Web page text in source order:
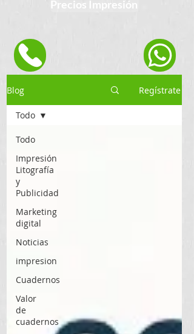
Precios Impresión
Blog Regístrate
Todo
Impresión
Litografía
y
Publicidad
Marketing
digital
Noticias
impresion
Cuadernos
Valor
de
cuadernos
Todo